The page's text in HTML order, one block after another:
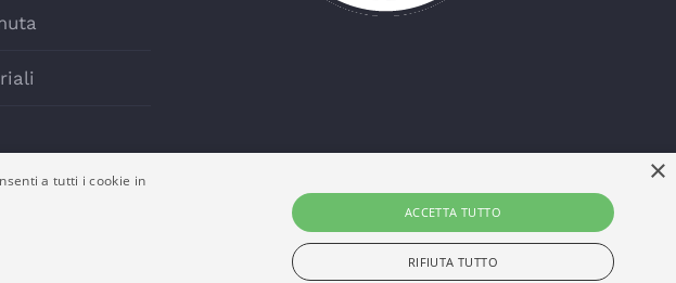
×
a tutti i cookie in
ACCETTA TUTTO
RIFIUTA TUTTO